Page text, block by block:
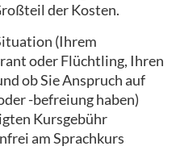
der Kosten.
(Ihrem
oder Flüchtling, Ihren
ob Sie Anspruch auf
-befreiung haben)
Kursgebühr
am Sprachkurs